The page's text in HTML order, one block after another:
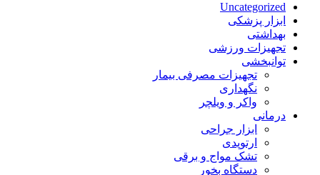
Uncategorized
ابزار پزشکی
بهداشتی
تجهیزات ورزشی
توانبخشی
تجهیزات مصرفی بیمار
نگهداری
واکر و ویلچر
درمانی
ابزار جراحی
ارتوپدی
تشک مواج و برقی
دستگاه بخور